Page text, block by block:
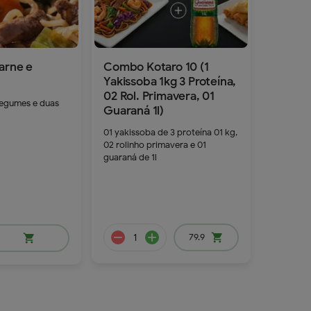
e
e duas
shopping_cart
Combo Kotaro 10 (1
Yakissoba 1kg 3 Proteína,
02 Rol. Primavera, 01
Guaraná 1l)
01 yakissoba de 3 proteína 01 kg,
02 rolinho primavera e 01
guaraná de 1l
79.9 shopping_cart